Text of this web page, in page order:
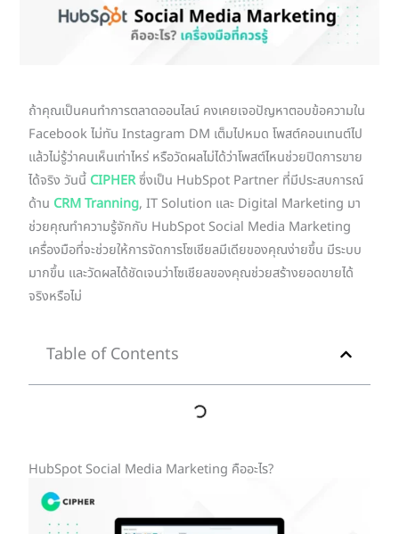
ถ้าคุณเป็นคนทำการตลาดออนไลน์ คงเคยเจอปัญหาตอบข้อความใน
Facebook ไม่ทัน Instagram DM เต็มไปหมด โพสต์คอนเทนต์ไป
แล้วไม่รู้ว่าคนเห็นเท่าไหร่ หรือวัดผลไม่ได้ว่าโพสต์ไหนช่วยปิดการขาย
ได้จริง วันนี้ CIPHERซึ่งเป็น HubSpot Partner ที่มีประสบการณ์
ด้าน CRM Tranning, IT Solution และ Digital Marketing มา
ช่วยคุณทำความรู้จักกับ HubSpot Social Media Marketing
เครื่องมือที่จะช่วยให้การจัดการโซเชียลมีเดียของคุณง่ายขึ้น มีระบบ
มากขึ้น และวัดผลได้ชัดเจนว่าโซเชียลของคุณช่วยสร้างยอดขายได้
จริงหรือไม่
Table of Contents
HubSpot Social Media Marketing คืออะไร?